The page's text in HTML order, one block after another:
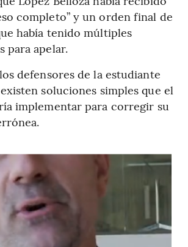
completo” y un orden final de
había tenido múltiples
para apelar.
defensores de la estudiante
soluciones simples que el
implementar para corregir su